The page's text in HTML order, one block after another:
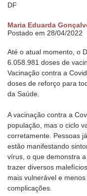
DF
Maria Eduarda
Postado em 28/04/2022
Até o atual momento, o
6.058.981 doses de
Vacinação contra a
doses de reforço para
da Saúde.
A vacinação contra a
população, mas o ciclo
corretamente. Pessoas
estão manifestando
vírus, o que demonstra
trazer diversos
mais vulnerável e
complicações.